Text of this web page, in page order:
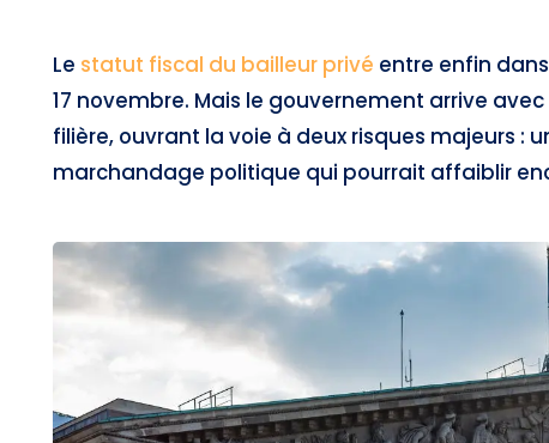
Le statut fiscal du bailleur privé entre enfin
17 novembre. Mais le gouvernement arrive
filière, ouvrant la voie à deux risques majeurs :
marchandage politique qui pourrait affaiblir